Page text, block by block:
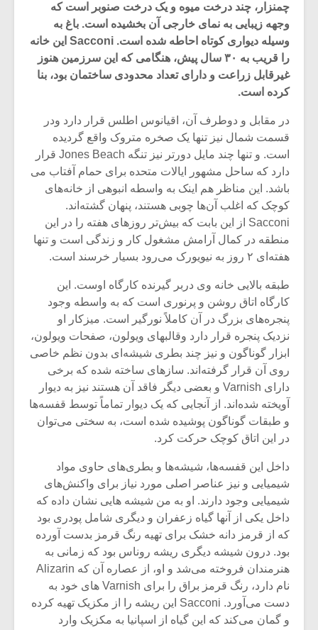
چمنزار، چند درخت میوه و یک درخت صنوبر است که
وجهه زیبایی به نمای خارجی آن بخشیده است. باغ به
وسیله دیواری کوتاه احاطه شده است. Sacconi این خانه
را قریب به ۳۰ سال پیش، هنگامی که این سرزمین هنوز
غیرقابل زراعت و دارای تعداد محدودی ساختمان بود، بنا
کرده است.
در مقابل و دوطرف آن، اقیانوس اطلس قرار دارد ودر
قسمت شمال نیز تنها یک صخره متروک واقع گردیده
است. و تنها چند مایل دورتر نیز تنگه Jones Beach قرار
دارد که ساحل مشهور ایالات متحده برای حمام آفتاب می
باشد. این مناظر هم اینک به واسطه انبوهی از خانه‌های
کوچک که اغلب آن‌ها چوبی هستند، پنهان گشته‌اند.
Sacconi از این بابت که بیش‌تر روزهای هفته را در این
منطقه در کمال آرامش مشغول کار و زندگی است و تنها
هفته‌ای ۲ روز به نیویورک می‌رود بسیار خرسند است.
طبقه بالایی خانه وی دربر گیرنده کارگاه اوست. این
کارگاه اتاق روشن و پرنوری است که به واسطه وجود
پنجره‌های بزرگ در آن کاملاً نورگیر است. میزکار او
نزدیک پنجره قرار دارد وقالبهای ویولون، صفحات ویولون،
ابزار گوناگون و نیز چند بطری شیشه‌ای بدون نظم خاصی
روی آن قرار گرفته‌اند. سازهای ساخته شده که برخی
دارای Varnish و بعضی دیگر فاقد آن هستند نیز به دیوار
آویخته شده‌اند. از آنجایی که یک دیوار تماماً توسط قفسه‌ها
و طبقات گوناگون پوشیده شده است، به سختی می‌توان
در این اتاق کوچک حرکت کرد.
داخل این قفسه‌ها، شیشه‌ها و بطری‌های حاوی مواد
شیمیایی و نیز عناصر اصلی مورد نیاز برای واکنش‌های
شیمیایی وجود دارند. او به من شیشه هایی نشان داده که
داخل یکی از آنها گیاه زعفران و دیگری شامل پودری بود
که از قرمز دانه خشک برای تهیه رنگ قرمز بدست آورده
بود. درون شیشه دیگری ریشه روناس بود که زمانی به
هنرمندان فروخته می‌شد و او، از عصاره آن که Alizarin
نام دارد، رنگ قرمز براق را برای Varnish های خود به
دست می‌آورد. Sacconi این ریشه را از مکزیک تهیه کرده
و گمان می‌کند که این گیاه از اسپانیا به مکزیک وارد
میکلوش روژا
یادداشتی بر موسیقی
متن فیلم «متری
شیش و نیم»
اگر نمی توانی
مشهورترین باشی،
بدنام ترین باش
موریس ژار
موسیقی
برگزار
سکانسی